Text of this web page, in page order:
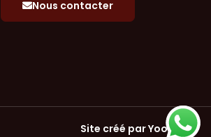
Nous contacter
Site créé par Yoobi.fr